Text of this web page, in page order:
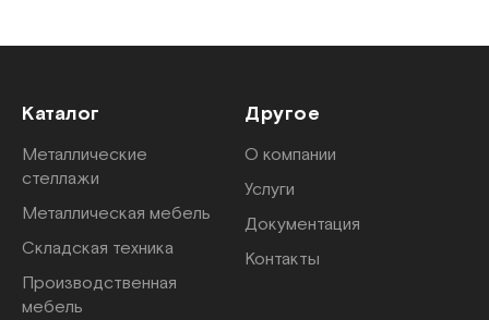
Каталог
Металлические
стеллажи
Металлическая мебель
Складская техника
Производственная
мебель
Другое
О компании
Услуги
Документация
Контакты